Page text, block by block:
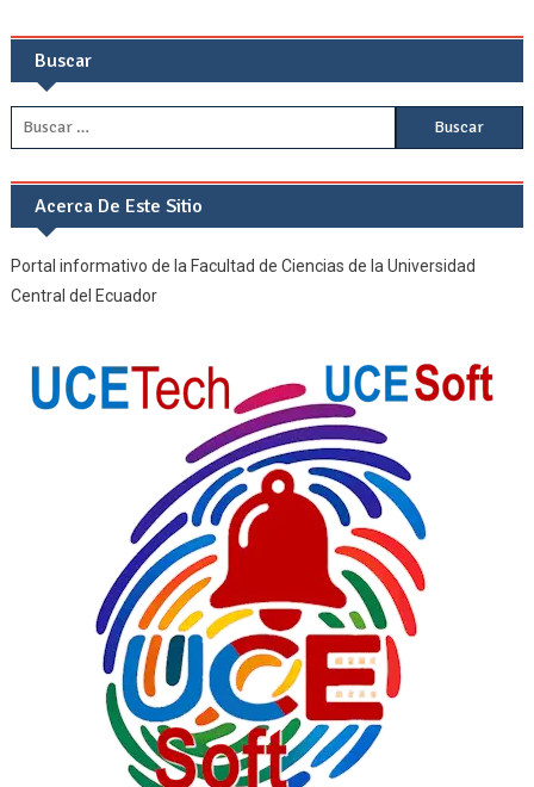
Buscar
Buscar:
Acerca De Este Sitio
Portal informativo de la Facultad de Ciencias de la Universidad
Central del Ecuador